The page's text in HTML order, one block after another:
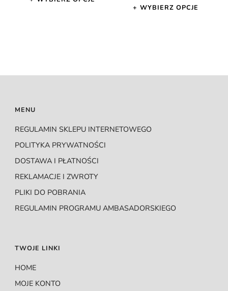
wariantów.
na
stronie
produktu
WYBIERZ OPCJE
MENU
REGULAMIN SKLEPU INTERNETOWEGO
POLITYKA PRYWATNOŚCI
DOSTAWA I PŁATNOŚCI
REKLAMACJE I ZWROTY
PLIKI DO POBRANIA
REGULAMIN PROGRAMU AMBASADORSKIEGO
TWOJE LINKI
HOME
MOJE KONTO